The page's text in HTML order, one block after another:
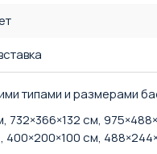
типами и размерами
см,
см,